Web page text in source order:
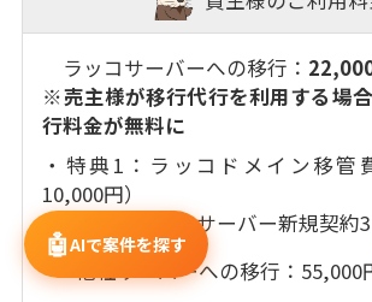
ラッコサーバーへの移行：
※売主様が移行代行を利用する場
行料金が無料に
・特典1：ラッコドメイン移管
10,000円）
・特典2：ラッコサーバー新規契約3
他社サーバーへの移行：55,000
🤖AIで案件を探す